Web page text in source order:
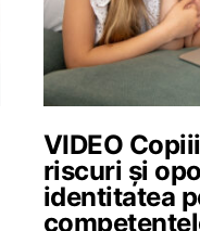
VIDEO
riscuri și
identitatea